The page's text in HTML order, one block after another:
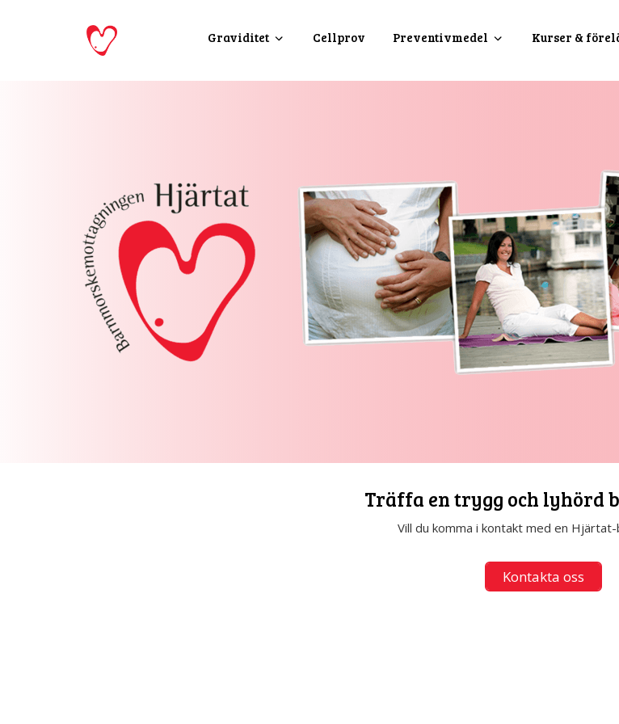
Graviditet Cellprov Preventivmedel Kurser &
Träffa en trygg och lyhörd
Vill du komma i kontakt med en
Kontakta oss